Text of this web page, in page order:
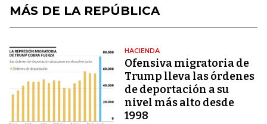
MÁS DE LA REPÚBLICA
HACIENDA
Ofensiva migratoria de
Trump lleva las órdenes
de deportación a su
nivel más alto desde
1998